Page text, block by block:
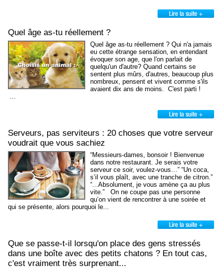
Quel âge as-tu réellement ?
Quel âge as-tu réellement ? Qui n'a jamais
eu cette étrange sensation, en entendant
évoquer son age, que l'on parlait de
quelqu'un d'autre? Quand certains se
sentent plus mûrs, d'autres, beaucoup plus
nombreux, pensent et vivent comme s'ils
avaient dix ans de moins. C'est parti !
...
Serveurs, pas serviteurs : 20 choses que votre serveur
voudrait que vous sachiez
“Messieurs-dames, bonsoir ! Bienvenue
dans notre restaurant. Je serais votre
serveur ce soir, voulez-vous…” “Un coca,
s’il vous plaît, avec une tranche de citron.”
“...Absolument, je vous amène ça au plus
vite.” On ne coupe pas une personne
qu’on vient de rencontrer à une soirée et
qui se présente, alors pourquoi le...
Que se passe-t-il lorsqu'on place des gens stressés
dans une boîte avec des petits chatons ? En tout cas,
c'est vraiment très surprenant...